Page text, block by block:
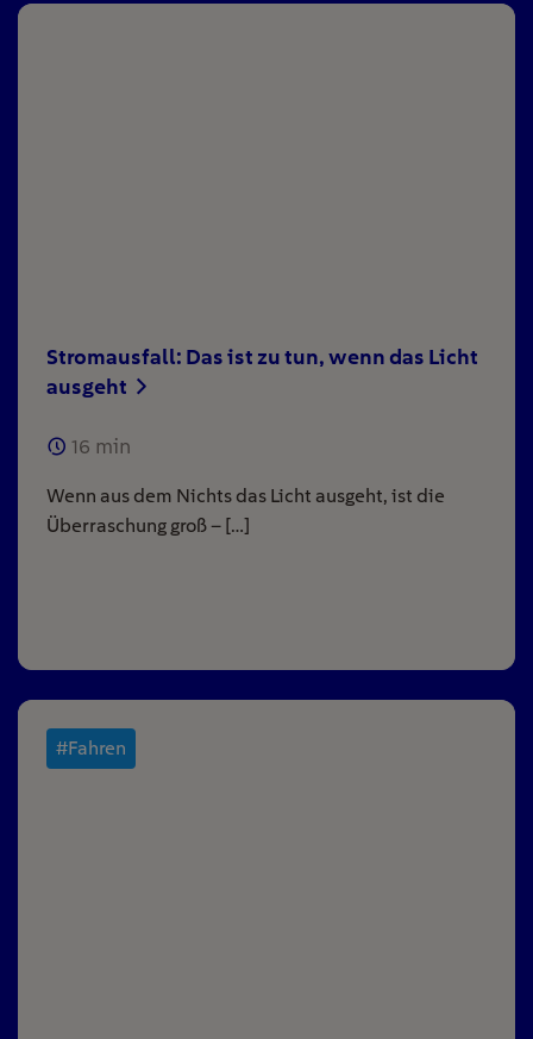
Stromausfall: Das ist zu tun, wenn das Licht
ausgeht
16 min
Wenn aus dem Nichts das Licht ausgeht, ist die
Überraschung groß – […]
#Fahren